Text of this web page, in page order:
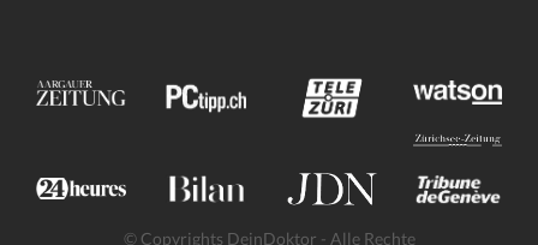
© Copyrights DeinDoktor - Alle Rechte